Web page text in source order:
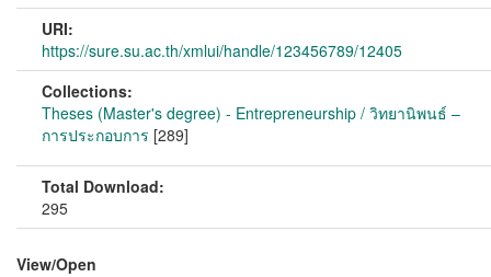
URI:
https://sure.su.ac.th/xmlui/handle/123456789/12405
Collections:
Theses (Master's degree) - Entrepreneurship / วิทยานิพนธ์ –
การประกอบการ [289]
Total Download:
295
View/Open